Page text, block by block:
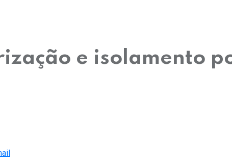
e isolamento